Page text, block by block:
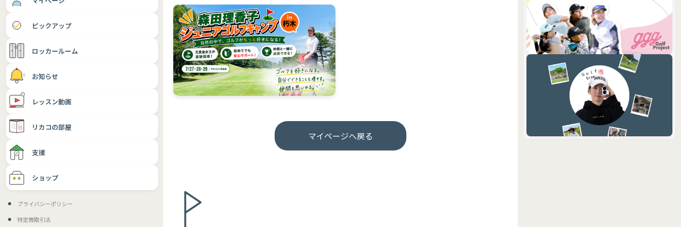
ピックアップ
ロッカールーム
お知らせ
レッスン動画
リカコの部屋
支援
ショップ
プライバシーポリシー
特定商取引法
マイページへ戻る